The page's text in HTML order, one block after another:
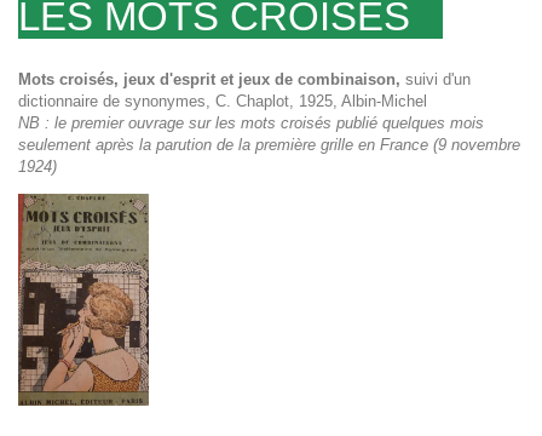
LES MOTS CROISÉS
Mots croisés, jeux d'esprit et jeux de combinaison, suivi d'un
dictionnaire de synonymes, C. Chaplot, 1925, Albin-Michel
NB : le premier ouvrage sur les mots croisés publié quelques mois
seulement après la parution de la première grille en France (9 novembre
1924)